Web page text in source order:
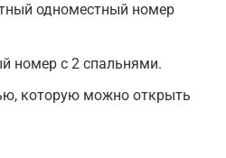
одноместный номер
номер с 2 спальнями.
которую можно открыть